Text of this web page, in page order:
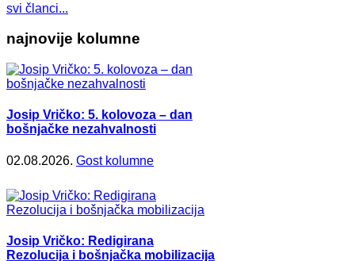
svi članci...
najnovije kolumne
Josip Vričko: 5. kolovoza – dan
bošnjačke nezahvalnosti
02.08.2026. Gost kolumne
Josip Vričko: Redigirana
Rezolucija i bošnjačka mobilizacija